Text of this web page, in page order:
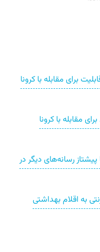
برای مقابله با کرونا
مقابله با کرونا
پیشتاز رسانه‌های دیگر در
به اقلام بهداشتی